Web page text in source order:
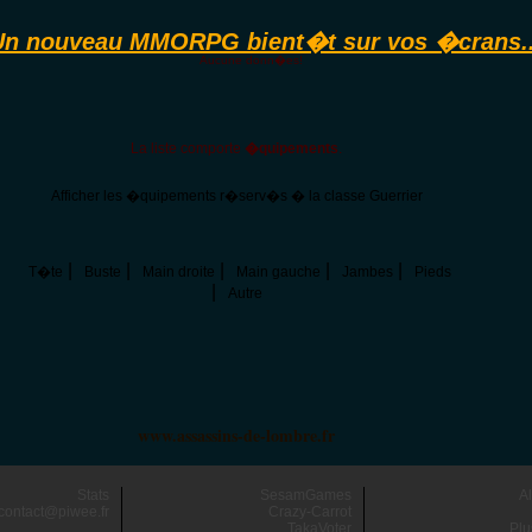
Aucune donn�es!
La liste comporte �quipements.
Afficher les �quipements r�serv�s � la classe Guerrier
T�te Buste Main droite Main gauche Jambes Pieds
Autre
www.assassins-de-lombre.fr
nouveau MMORPG bient�t sur vos